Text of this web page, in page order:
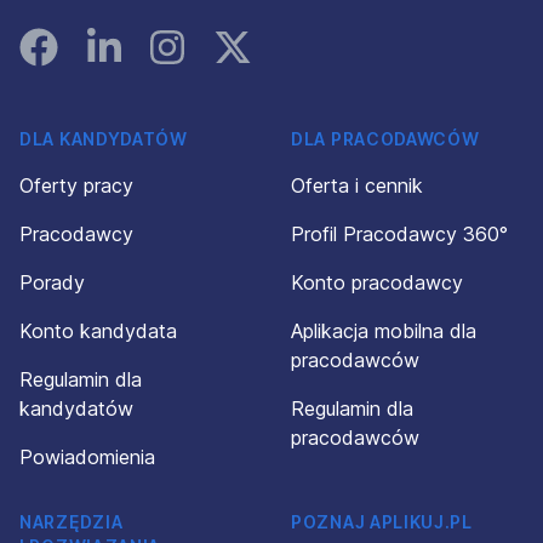
FacebookLinked InInstagramInstagram
DLA KANDYDATÓW
Oferty pracy
Pracodawcy
Porady
Konto kandydata
Regulamin dla
kandydatów
Powiadomienia
DLA PRACODAWCÓW
Oferta i cennik
Profil Pracodawcy 360°
Konto pracodawcy
Aplikacja mobilna dla
pracodawców
Regulamin dla
pracodawców
NARZĘDZIA
POZNAJ APLIKUJ.PL